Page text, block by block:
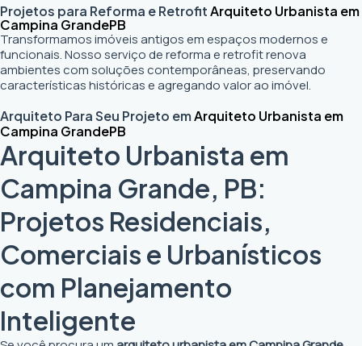
Projetos para Reforma e RetrofitArquiteto Urbanista em
Campina GrandePB
Transformamos imóveis antigos em espaços modernos e
funcionais. Nosso serviço de reforma e retrofit renova
ambientes com soluções contemporâneas, preservando
características históricas e agregando valor ao imóvel.
Arquiteto Para Seu Projeto emArquiteto Urbanista em
Campina GrandePB
Arquiteto Urbanista em
Campina Grande, PB:
Projetos Residenciais,
Comerciais e Urbanísticos
com Planejamento
Inteligente